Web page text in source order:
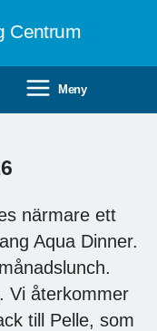
Centrum
Meny
närmare ett
Aqua Dinner.
Vi återkommer
till Pelle, som